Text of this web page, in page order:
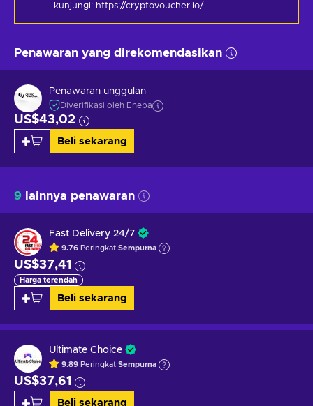
kunjungi: https://cryptovoucher.io/
Penawaran yang direkomendasikan
Penawaran unggulan
Diverifikasi oleh Eneba
US$43,02
Beli sekarang
9 lainnya penawaran
Fast Delivery 24/7
9.76 Peringkat Sempurna
US$37,41
Harga terendah
Beli sekarang
Ultimate Choice
9.89 Peringkat Sempurna
US$37,61
Beli sekarang